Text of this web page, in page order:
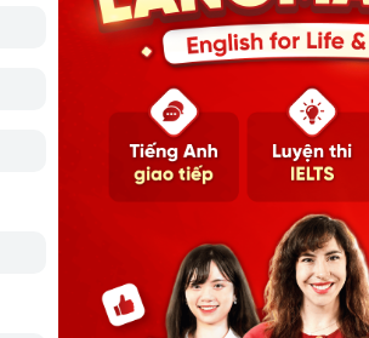
thiện.
so với học offline do tiết kiệm được
thời, nhiều đơn vị còn có các gói
quả, học tiếng Anh online tại